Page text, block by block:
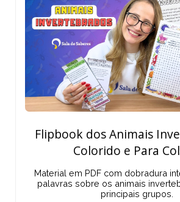
Flipbook dos Animais
Colorido e Para
Material em PDF com dobradura
palavras sobre os animais
principais grupos.